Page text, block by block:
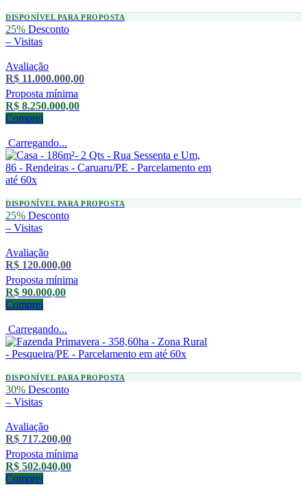
DISPONÍVEL PARA PROPOSTA
25% Desconto
– Visitas
Avaliação
R$ 11.000.000,00
Proposta mínima
R$ 8.250.000,00
Comprei
Carregando...
DISPONÍVEL PARA PROPOSTA
25% Desconto
– Visitas
Avaliação
R$ 120.000,00
Proposta mínima
R$ 90.000,00
Comprei
Carregando...
DISPONÍVEL PARA PROPOSTA
30% Desconto
– Visitas
Avaliação
R$ 717.200,00
Proposta mínima
R$ 502.040,00
Comprei